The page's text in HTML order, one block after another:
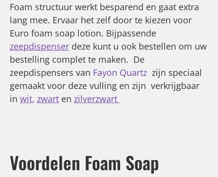
Foam structuur werkt besparend en gaat extra
lang mee. Ervaar het zelf door te kiezen voor
Euro foam soap lotion. Bijpassende
zeepdispenser deze kunt u ook bestellen om uw
bestelling complet te maken. De
zeepdispensers van Fayon Quartz zijn speciaal
gemaakt voor deze vulling en zijn verkrijgbaar
in wit, zwart en zilverzwart
Voordelen Foam Soap